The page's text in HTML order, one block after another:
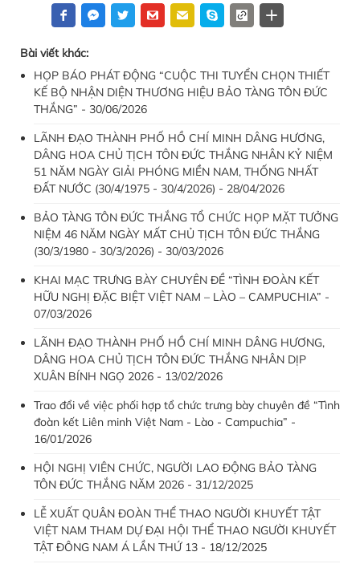
Bài viết khác:
HỌP BÁO PHÁT ĐỘNG “CUỘC THI TUYỂN CHỌN THIẾT
KẾ BỘ NHẬN DIỆN THƯƠNG HIỆU BẢO TÀNG TÔN ĐỨC
THẮNG” - 30/06/2026
LÃNH ĐẠO THÀNH PHỐ HỒ CHÍ MINH DÂNG HƯƠNG,
DÂNG HOA CHỦ TỊCH TÔN ĐỨC THẮNG NHÂN KỶ NIỆM
51 NĂM NGÀY GIẢI PHÓNG MIỀN NAM, THỐNG NHẤT
ĐẤT NƯỚC (30/4/1975 - 30/4/2026) - 28/04/2026
BẢO TÀNG TÔN ĐỨC THẮNG TỔ CHỨC HỌP MẶT TƯỞNG
NIỆM 46 NĂM NGÀY MẤT CHỦ TỊCH TÔN ĐỨC THẮNG
(30/3/1980 - 30/3/2026) - 30/03/2026
KHAI MẠC TRƯNG BÀY CHUYÊN ĐỀ “TÌNH ĐOÀN KẾT
HỮU NGHỊ ĐẶC BIỆT VIỆT NAM – LÀO – CAMPUCHIA” -
07/03/2026
LÃNH ĐẠO THÀNH PHỐ HỒ CHÍ MINH DÂNG HƯƠNG,
DÂNG HOA CHỦ TỊCH TÔN ĐỨC THẮNG NHÂN DỊP
XUÂN BÍNH NGỌ 2026 - 13/02/2026
Trao đổi về việc phối hợp tổ chức trưng bày chuyên đề “Tình
đoàn kết Liên minh Việt Nam - Lào - Campuchia” -
16/01/2026
HỘI NGHỊ VIÊN CHỨC, NGƯỜI LAO ĐỘNG BẢO TÀNG
TÔN ĐỨC THẮNG NĂM 2026 - 31/12/2025
LỄ XUẤT QUÂN ĐOÀN THỂ THAO NGƯỜI KHUYẾT TẬT
VIỆT NAM THAM DỰ ĐẠI HỘI THỂ THAO NGƯỜI KHUYẾT
TẬT ĐÔNG NAM Á LẦN THỨ 13 - 18/12/2025